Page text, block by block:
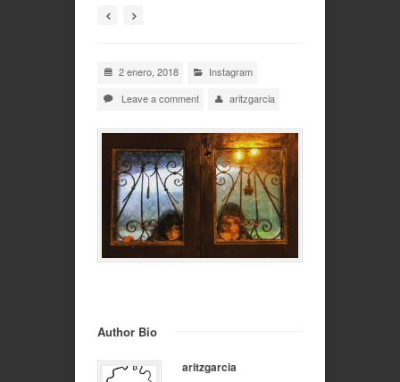
2 enero, 2018
Instagram
Leave a comment
aritzgarcia
Author Bio
aritzgarcia